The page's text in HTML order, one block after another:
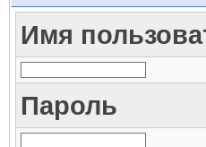
Имя
Пароль